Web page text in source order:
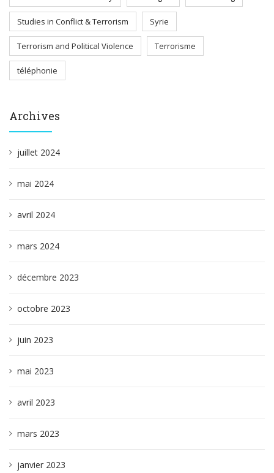
Studies in Conflict & Terrorism Syrie
Terrorism and Political Violence Terrorisme
téléphonie
Archives
juillet 2024
mai 2024
avril 2024
mars 2024
décembre 2023
octobre 2023
juin 2023
mai 2023
avril 2023
mars 2023
janvier 2023